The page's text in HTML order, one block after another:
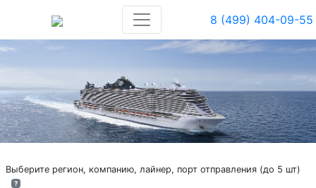
8 (499) 404-09-55
Выберите регион, компанию, лайнер, порт отправления (до 5 шт)
?